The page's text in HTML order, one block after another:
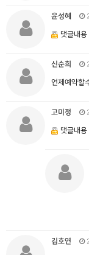
윤성혜
댓글내용
신순희
언제예약할
고미정
댓글내용
김호연